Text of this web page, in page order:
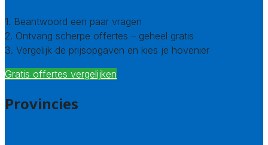
1. Beantwoord een paar vragen
2. Ontvang scherpe offertes – geheel gratis
3. Vergelijk de prijsopgaven en kies je hovenier
Gratis offertes vergelijken
Provincies